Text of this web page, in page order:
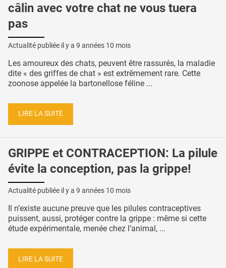
câlin avec votre chat ne vous tuera
pas
Actualité publiée il y a 9 années 10 mois
Les amoureux des chats, peuvent être rassurés, la maladie
dite « des griffes de chat » est extrêmement rare. Cette
zoonose appelée la bartonellose féline ...
LIRE LA SUITE
GRIPPE et CONTRACEPTION: La pilule
évite la conception, pas la grippe!
Actualité publiée il y a 9 années 10 mois
Il n’existe aucune preuve que les pilules contraceptives
puissent, aussi, protéger contre la grippe : même si cette
étude expérimentale, menée chez l’animal, ...
LIRE LA SUITE